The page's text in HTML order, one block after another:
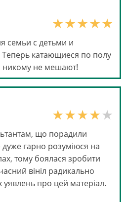
семьи с детьми и
катающиеся по полу
не мешают!
що порадили
дуже гарно розуміюся на
тому боялася зробити
вініл радикально
уявлень про цей матеріал.